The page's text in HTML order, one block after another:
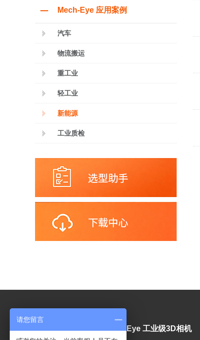
Mech-Eye 应用案例
汽车
物流搬运
重工业
轻工业
新能源
工业质检
Mech-Eye 工业级3D相机
请您留言